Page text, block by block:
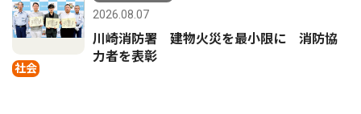
社会
2026.08.07
川崎消防署 建物火災を最小限に 消防協
力者を表彰